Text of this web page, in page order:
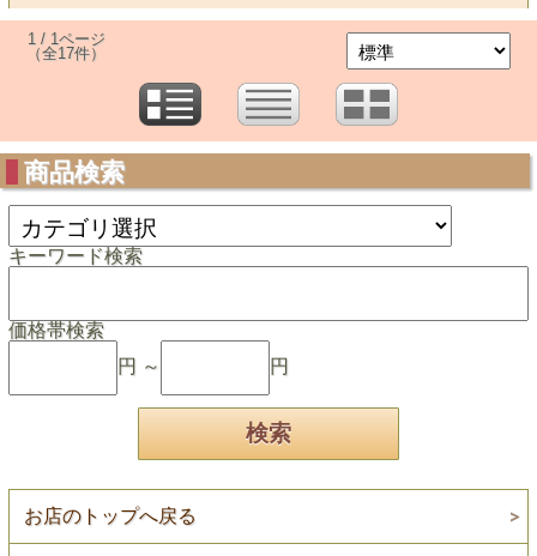
1 / 1ページ
（全17件）
商品検索
キーワード検索
価格帯検索
円 ～
円
お店のトップへ戻る